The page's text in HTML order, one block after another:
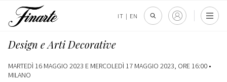
IT | EN
Design e Arti Decorative
MARTEDÌ 16 MAGGIO 2023 E MERCOLEDÌ 17 MAGGIO 2023, ORE 16:00 •
MILANO